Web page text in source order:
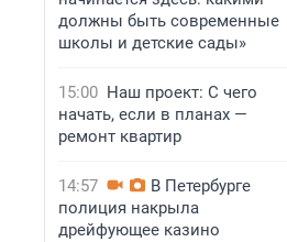
должны быть современные
школы и детские сады»
15:00 Наш проект: С чего
начать, если в планах —
ремонт квартир
14:57
В Петербурге
полиция накрыла
дрейфующее казино